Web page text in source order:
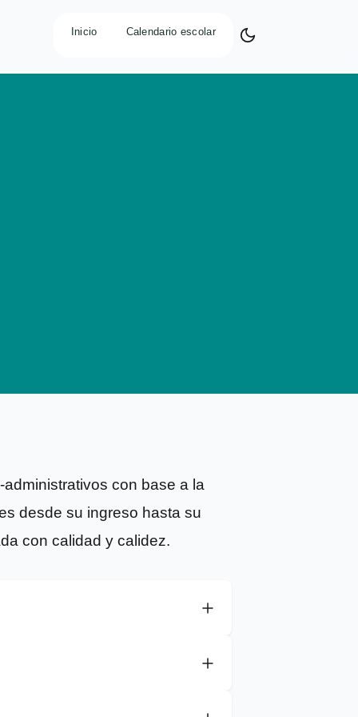
Inicio Calendario escolar
con base a la
desde su ingreso hasta su
con calidad y calidez.